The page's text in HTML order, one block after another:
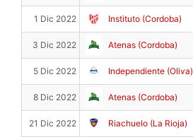
1 Dic 2022 Instituto (Cordoba)
3 Dic 2022 Atenas (Cordoba)
5 Dic 2022 Independiente (Oliva)
8 Dic 2022 Atenas (Cordoba)
21 Dic 2022 Riachuelo (La Rioja)